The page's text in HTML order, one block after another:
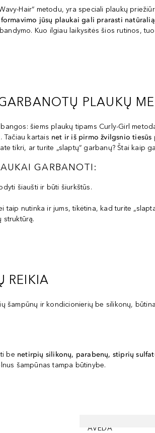
Hair“ metodu, yra speciali plaukų
jūsų plaukai gali prarasti
Kuo ilgiau laikysitės šios rutinos,
PLAUKŲ
šiems plaukų tipams Curly-Girl
Tačiau kartais net ir iš pirmo žvilgsnio tiesūs
tikri, ar turite „slaptų“ garbanų? Štai kaip
GARBANOTI:
šiaušti ir būti šiurkštūs.
nutinka ir jums, tikėtina, kad turite
struktūrą.
REIKIA
šampūnų ir kondicionierių be silikonų,
be netirpių silikonų, parabenų, stiprių
šampūnas tampa būtinybe.
AVEDA